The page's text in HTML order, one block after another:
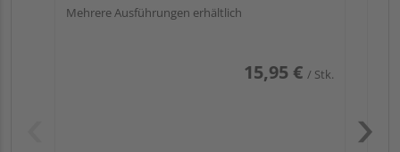
Mehrere Ausführungen erhältlich
15,95 € / Stk.